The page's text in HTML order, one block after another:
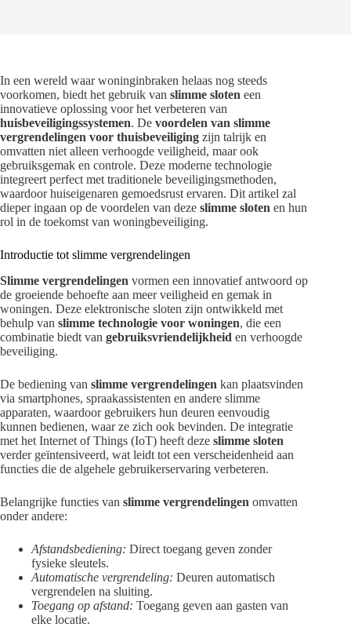
In een wereld waar woninginbraken helaas nog steeds
voorkomen, biedt het gebruik van slimme sloten een
innovatieve oplossing voor het verbeteren van
huisbeveiligingssystemen. De voordelen van slimme
vergrendelingen voor thuisbeveiliging zijn talrijk en
omvatten niet alleen verhoogde veiligheid, maar ook
gebruiksgemak en controle. Deze moderne technologie
integreert perfect met traditionele beveiligingsmethoden,
waardoor huiseigenaren gemoedsrust ervaren. Dit artikel zal
dieper ingaan op de voordelen van deze slimme sloten en hun
rol in de toekomst van woningbeveiliging.
Introductie tot slimme vergrendelingen
Slimme vergrendelingen vormen een innovatief antwoord op
de groeiende behoefte aan meer veiligheid en gemak in
woningen. Deze elektronische sloten zijn ontwikkeld met
behulp van slimme technologie voor woningen, die een
combinatie biedt van gebruiksvriendelijkheid en verhoogde
beveiliging.
De bediening van slimme vergrendelingen kan plaatsvinden
via smartphones, spraakassistenten en andere slimme
apparaten, waardoor gebruikers hun deuren eenvoudig
kunnen bedienen, waar ze zich ook bevinden. De integratie
met het Internet of Things (IoT) heeft deze slimme sloten
verder geïntensiveerd, wat leidt tot een verscheidenheid aan
functies die de algehele gebruikerservaring verbeteren.
Belangrijke functies van slimme vergrendelingen omvatten
onder andere:
Afstandsbediening: Direct toegang geven zonder
fysieke sleutels.
Automatische vergrendeling: Deuren automatisch
vergrendelen na sluiting.
Toegang op afstand: Toegang geven aan gasten van
elke locatie.